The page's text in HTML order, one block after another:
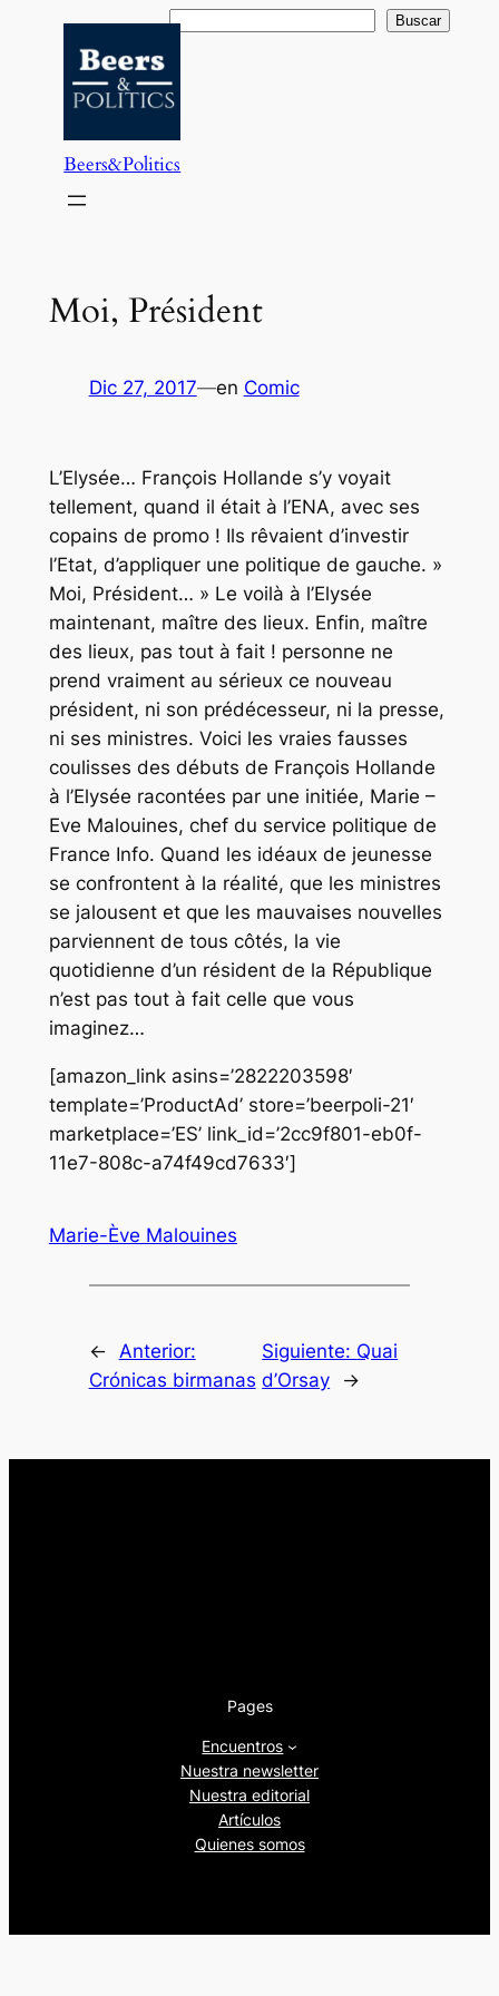
contenido
Buscar Buscar
Beers&Politics
Moi, Président
Dic 27, 2017—en Comic
L’Elysée… François Hollande s’y voyait
tellement, quand il était à l’ENA, avec ses
copains de promo ! Ils rêvaient d’investir
l’Etat, d’appliquer une politique de gauche. »
Moi, Président… » Le voilà à l’Elysée
maintenant, maître des lieux. Enfin, maître
des lieux, pas tout à fait ! personne ne
prend vraiment au sérieux ce nouveau
président, ni son prédécesseur, ni la presse,
ni ses ministres. Voici les vraies fausses
coulisses des débuts de François Hollande
à l’Elysée racontées par une initiée, Marie –
Eve Malouines, chef du service politique de
France Info. Quand les idéaux de jeunesse
se confrontent à la réalité, que les ministres
se jalousent et que les mauvaises nouvelles
parviennent de tous côtés, la vie
quotidienne d’un résident de la République
n’est pas tout à fait celle que vous
imaginez…
[amazon_link asins=’2822203598′
template=’ProductAd’ store=’beerpoli-21′
marketplace=’ES’ link_id=’2cc9f801-eb0f-
11e7-808c-a74f49cd7633′]
Marie-Ève Malouines
← Anterior:
Crónicas birmanas
Siguiente: Quai
d’Orsay
→
Pages
Encuentros
Nuestra newsletter
Nuestra editorial
Artículos
Quienes somos